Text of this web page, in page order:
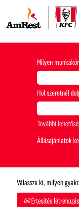
Milyen
Hol szeretnél
További
Válassza ki, milyen
Értesítés